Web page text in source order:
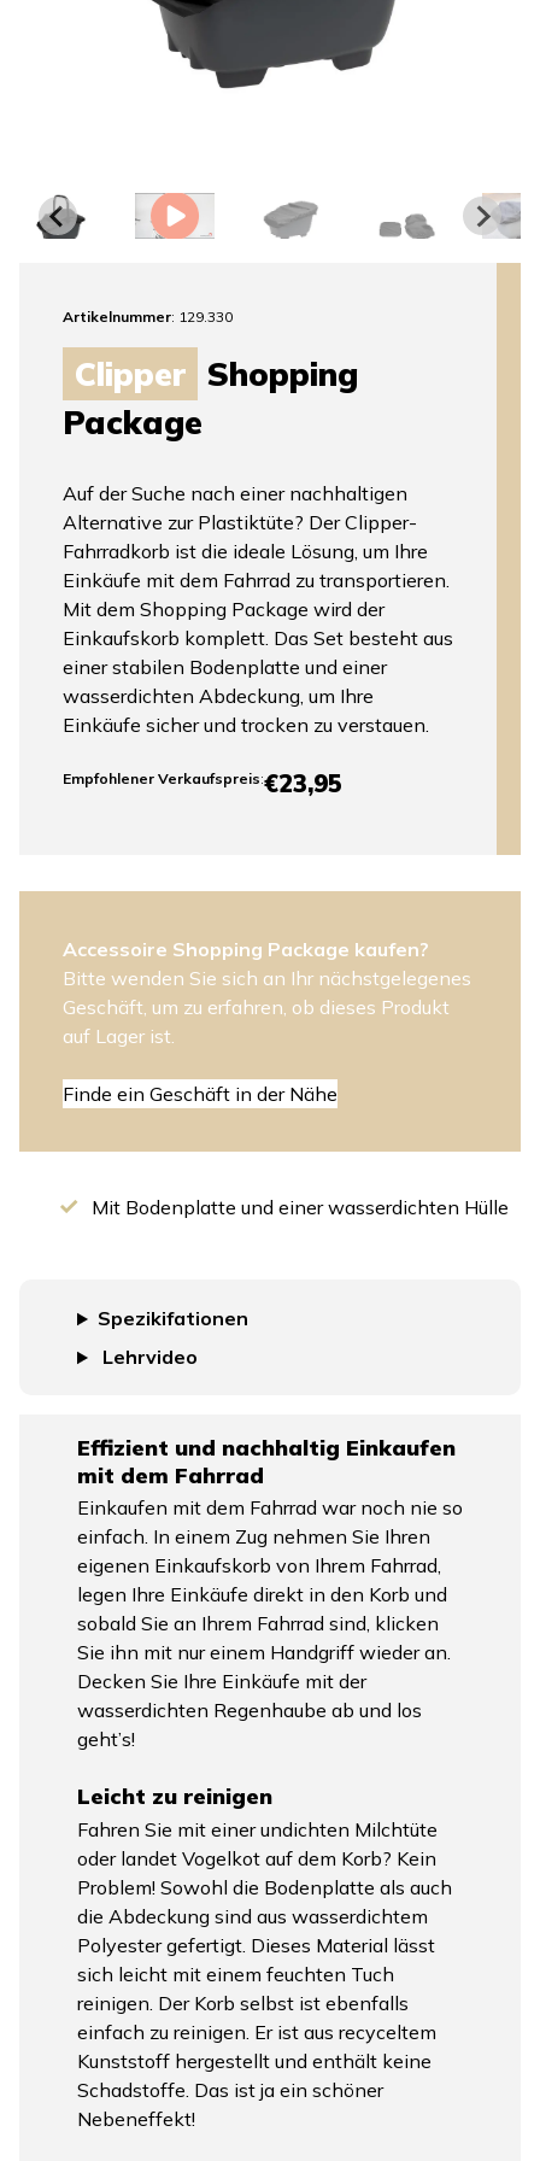
Artikelnummer: 129.330
Clipper Shopping
Package
Auf der Suche nach einer nachhaltigen
Alternative zur Plastiktüte? Der Clipper-
Fahrradkorb ist die ideale Lösung, um Ihre
Einkäufe mit dem Fahrrad zu transportieren.
Mit dem Shopping Package wird der
Einkaufskorb komplett. Das Set besteht aus
einer stabilen Bodenplatte und einer
wasserdichten Abdeckung, um Ihre
Einkäufe sicher und trocken zu verstauen.
Empfohlener Verkaufspreis:€23,95
Accessoire Shopping Package kaufen?
Bitte wenden Sie sich an Ihr nächstgelegenes
Geschäft, um zu erfahren, ob dieses Produkt
auf Lager ist.
Finde ein Geschäft in der Nähe
Mit Bodenplatte und einer wasserdichten Hülle
Spezikifationen
Lehrvideo
Effizient und nachhaltig Einkaufen
mit dem Fahrrad
Einkaufen mit dem Fahrrad war noch nie so
einfach. In einem Zug nehmen Sie Ihren
eigenen Einkaufskorb von Ihrem Fahrrad,
legen Ihre Einkäufe direkt in den Korb und
sobald Sie an Ihrem Fahrrad sind, klicken
Sie ihn mit nur einem Handgriff wieder an.
Decken Sie Ihre Einkäufe mit der
wasserdichten Regenhaube ab und los
geht’s!
Leicht zu reinigen
Fahren Sie mit einer undichten Milchtüte
oder landet Vogelkot auf dem Korb? Kein
Problem! Sowohl die Bodenplatte als auch
die Abdeckung sind aus wasserdichtem
Polyester gefertigt. Dieses Material lässt
sich leicht mit einem feuchten Tuch
reinigen. Der Korb selbst ist ebenfalls
einfach zu reinigen. Er ist aus recyceltem
Kunststoff hergestellt und enthält keine
Schadstoffe. Das ist ja ein schöner
Nebeneffekt!